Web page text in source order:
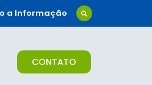
a Informação
CONTATO